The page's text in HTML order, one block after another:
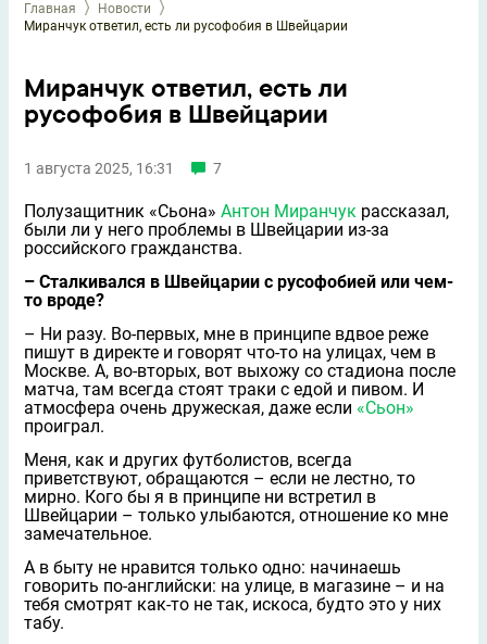
Главная
Новости
Миранчук ответил, есть ли русофобия в Швейцарии
Миранчук ответил, есть ли
русофобия в Швейцарии
1 августа 2025, 16:31 7
Полузащитник «Сьона» Антон Миранчук рассказал,
были ли у него проблемы в Швейцарии из-за
российского гражданства.
– Сталкивался в Швейцарии с русофобией или чем-
то вроде?
– Ни разу. Во-первых, мне в принципе вдвое реже
пишут в директе и говорят что-то на улицах, чем в
Москве. А, во-вторых, вот выхожу со стадиона после
матча, там всегда стоят траки с едой и пивом. И
атмосфера очень дружеская, даже если «Сьон»
проиграл.
Меня, как и других футболистов, всегда
приветствуют, обращаются – если не лестно, то
мирно. Кого бы я в принципе ни встретил в
Швейцарии – только улыбаются, отношение ко мне
замечательное.
А в быту не нравится только одно: начинаешь
говорить по-английски: на улице, в магазине – и на
тебя смотрят как-то не так, искоса, будто это у них
табу.